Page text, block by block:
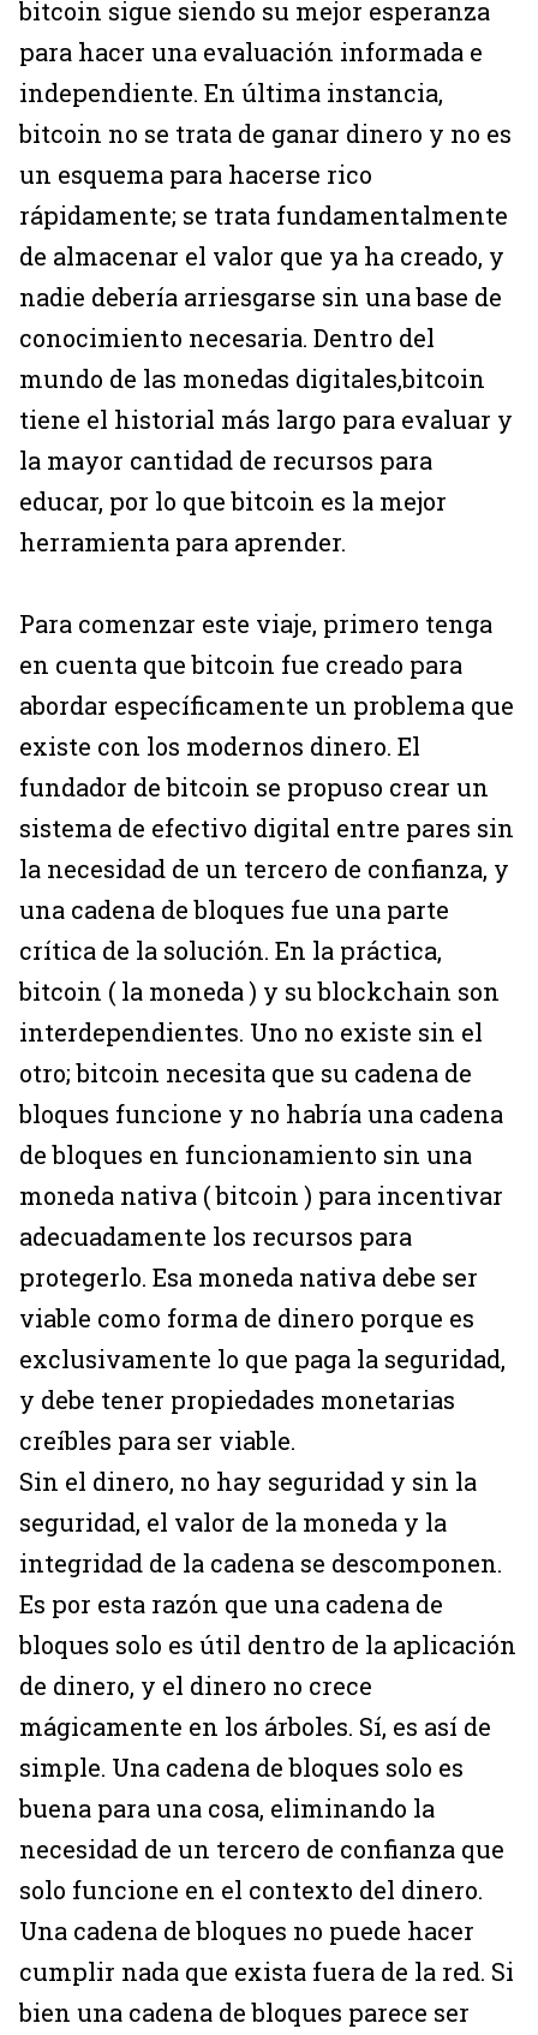
bitcoin sigue siendo su mejor esperanza
para hacer una evaluación informada e
independiente. En última instancia,
bitcoin no se trata de ganar dinero y no es
un esquema para hacerse rico
rápidamente; se trata fundamentalmente
de almacenar el valor que ya ha creado, y
nadie debería arriesgarse sin una base de
conocimiento necesaria. Dentro del
mundo de las monedas digitales,bitcoin
tiene el historial más largo para evaluar y
la mayor cantidad de recursos para
educar, por lo que bitcoin es la mejor
herramienta para aprender.
Para comenzar este viaje, primero tenga
en cuenta que bitcoin fue creado para
abordar específicamente un problema que
existe con los modernos dinero. El
fundador de bitcoin se propuso crear un
sistema de efectivo digital entre pares sin
la necesidad de un tercero de confianza, y
una cadena de bloques fue una parte
crítica de la solución. En la práctica,
bitcoin ( la moneda ) y su blockchain son
interdependientes. Uno no existe sin el
otro; bitcoin necesita que su cadena de
bloques funcione y no habría una cadena
de bloques en funcionamiento sin una
moneda nativa ( bitcoin ) para incentivar
adecuadamente los recursos para
protegerlo. Esa moneda nativa debe ser
viable como forma de dinero porque es
exclusivamente lo que paga la seguridad,
y debe tener propiedades monetarias
creíbles para ser viable.
Sin el dinero, no hay seguridad y sin la
seguridad, el valor de la moneda y la
integridad de la cadena se descomponen.
Es por esta razón que una cadena de
bloques solo es útil dentro de la aplicación
de dinero, y el dinero no crece
mágicamente en los árboles. Sí, es así de
simple. Una cadena de bloques solo es
buena para una cosa, eliminando la
necesidad de un tercero de confianza que
solo funcione en el contexto del dinero.
Una cadena de bloques no puede hacer
cumplir nada que exista fuera de la red. Si
bien una cadena de bloques parece ser